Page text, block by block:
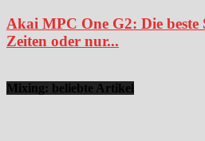
Akai MPC One G2: Die
Zeiten oder nur...
Mixing: beliebte Artikel